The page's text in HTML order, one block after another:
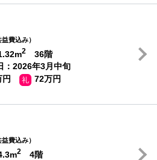
費込み）
2
36階
：2026年3月中旬
円 礼 72万円
費込み）
2
4階